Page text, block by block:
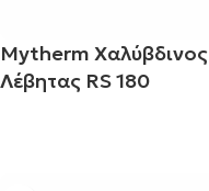
Mytherm Χαλύβδινος
Λέβητας RS 180